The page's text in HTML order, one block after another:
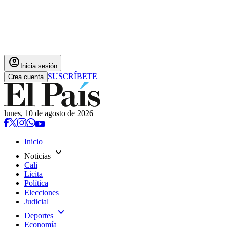
account_circle Inicia sesión
Crea cuenta SUSCRÍBETE
lunes, 10 de agosto de 2026
Inicio
Noticias expand_more
Cali
Licita
Política
Elecciones
Judicial
Deportes expand_more
Economía